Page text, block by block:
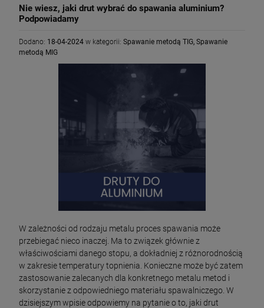
Nie wiesz, jaki drut wybrać do spawania aluminium?
Podpowiadamy
Dodano: 18-04-2024 w kategorii: Spawanie metodą TIG, Spawanie
metodą MIG
W zależności od rodzaju metalu proces spawania może
przebiegać nieco inaczej. Ma to związek głównie z
właściwościami danego stopu, a dokładniej z różnorodnością
w zakresie temperatury topnienia. Konieczne może być zatem
zastosowanie zalecanych dla konkretnego metalu metod i
skorzystanie z odpowiedniego materiału spawalniczego. W
dzisiejszym wpisie odpowiemy na pytanie o to, jaki drut